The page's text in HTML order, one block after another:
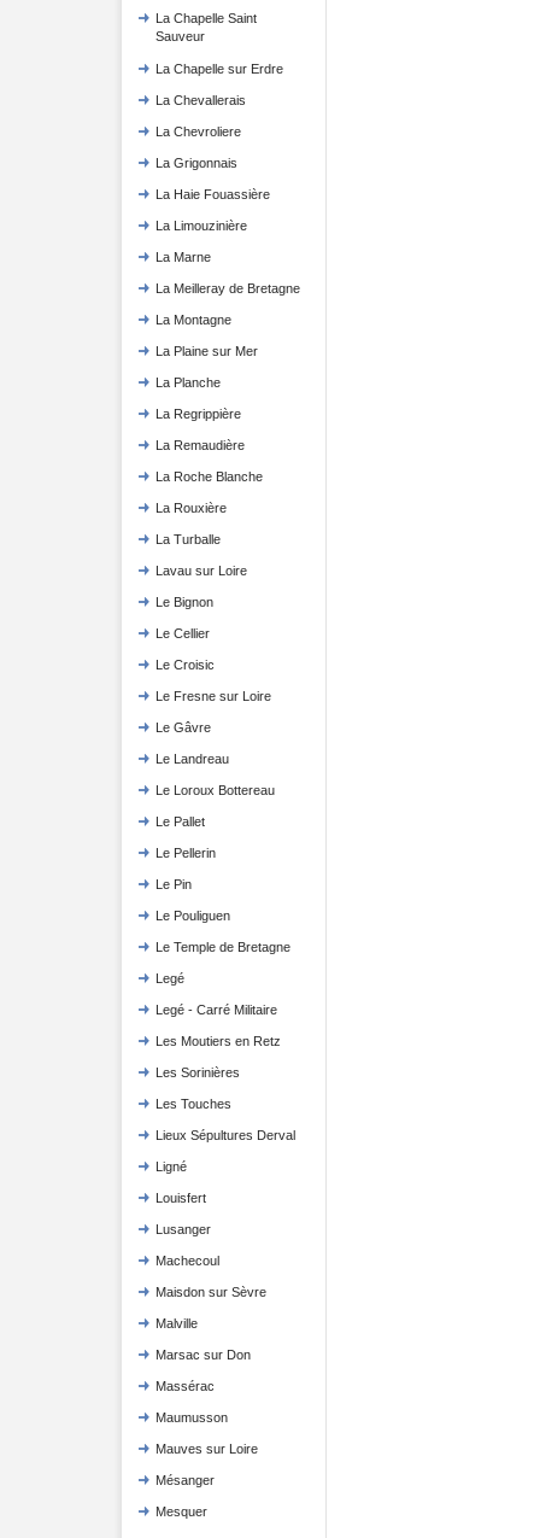
La Chapelle Saint
Sauveur
La Chapelle sur Erdre
La Chevallerais
La Chevroliere
La Grigonnais
La Haie Fouassière
La Limouzinière
La Marne
La Meilleray de Bretagne
La Montagne
La Plaine sur Mer
La Planche
La Regrippière
La Remaudière
La Roche Blanche
La Rouxière
La Turballe
Lavau sur Loire
Le Bignon
Le Cellier
Le Croisic
Le Fresne sur Loire
Le Gâvre
Le Landreau
Le Loroux Bottereau
Le Pallet
Le Pellerin
Le Pin
Le Pouliguen
Le Temple de Bretagne
Legé
Legé - Carré Militaire
Les Moutiers en Retz
Les Sorinières
Les Touches
Lieux Sépultures Derval
Ligné
Louisfert
Lusanger
Machecoul
Maisdon sur Sèvre
Malville
Marsac sur Don
Massérac
Maumusson
Mauves sur Loire
Mésanger
Mesquer